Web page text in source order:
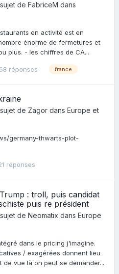
de FabriceM dans
en activité est en
énorme de fermetures et
plus. - les chiffres de CA...
réponses france
de Zagor dans Europe et
germany-thwarts-plot-
réponses
: troll, puis candidat
puis re président
de Neomatix dans Europe
dans le pricing j'imagine.
/ exagérées donnent lieu
de vue là on peut se demander...